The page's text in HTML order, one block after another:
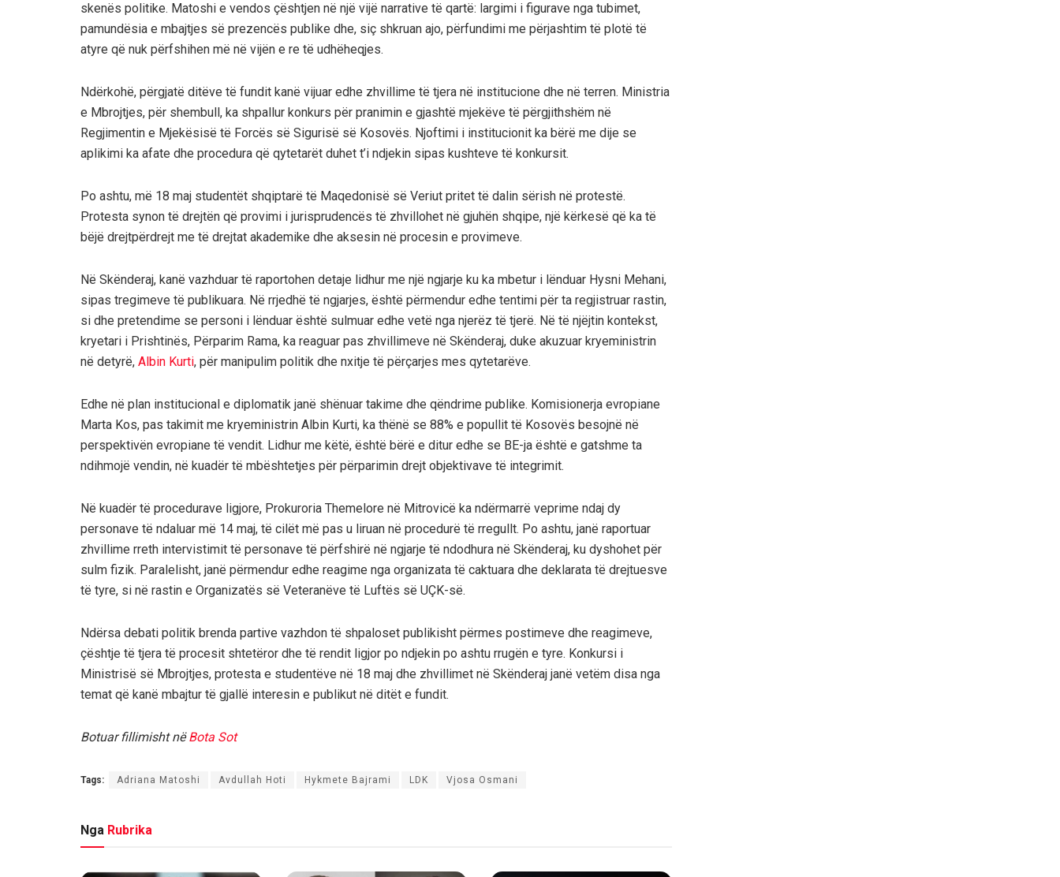
skenës politike. Matoshi e vendos çështjen në një vijë narrative të qartë: largimi i figurave nga tubimet,
pamundësia e mbajtjes së prezencës publike dhe, siç shkruan ajo, përfundimi me përjashtim të plotë të
atyre që nuk përfshihen më në vijën e re të udhëheqjes.
Ndërkohë, përgjatë ditëve të fundit kanë vijuar edhe zhvillime të tjera në institucione dhe në terren. Ministria
e Mbrojtjes, për shembull, ka shpallur konkurs për pranimin e gjashtë mjekëve të përgjithshëm në
Regjimentin e Mjekësisë të Forcës së Sigurisë së Kosovës. Njoftimi i institucionit ka bërë me dije se
aplikimi ka afate dhe procedura që qytetarët duhet t’i ndjekin sipas kushteve të konkursit.
Po ashtu, më 18 maj studentët shqiptarë të Maqedonisë së Veriut pritet të dalin sërish në protestë.
Protesta synon të drejtën që provimi i jurisprudencës të zhvillohet në gjuhën shqipe, një kërkesë që ka të
bëjë drejtpërdrejt me të drejtat akademike dhe aksesin në procesin e provimeve.
Në Skënderaj, kanë vazhduar të raportohen detaje lidhur me një ngjarje ku ka mbetur i lënduar Hysni Mehani,
sipas tregimeve të publikuara. Në rrjedhë të ngjarjes, është përmendur edhe tentimi për ta regjistruar rastin,
si dhe pretendime se personi i lënduar është sulmuar edhe vetë nga njerëz të tjerë. Në të njëjtin kontekst,
kryetari i Prishtinës, Përparim Rama, ka reaguar pas zhvillimeve në Skënderaj, duke akuzuar kryeministrin
në detyrë, Albin Kurti, për manipulim politik dhe nxitje të përçarjes mes qytetarëve.
Edhe në plan institucional e diplomatik janë shënuar takime dhe qëndrime publike. Komisionerja evropiane
Marta Kos, pas takimit me kryeministrin Albin Kurti, ka thënë se 88% e popullit të Kosovës besojnë në
perspektivën evropiane të vendit. Lidhur me këtë, është bërë e ditur edhe se BE-ja është e gatshme ta
ndihmojë vendin, në kuadër të mbështetjes për përparimin drejt objektivave të integrimit.
Në kuadër të procedurave ligjore, Prokuroria Themelore në Mitrovicë ka ndërmarrë veprime ndaj dy
personave të ndaluar më 14 maj, të cilët më pas u liruan në procedurë të rregullt. Po ashtu, janë raportuar
zhvillime rreth intervistimit të personave të përfshirë në ngjarje të ndodhura në Skënderaj, ku dyshohet për
sulm fizik. Paralelisht, janë përmendur edhe reagime nga organizata të caktuara dhe deklarata të drejtuesve
të tyre, si në rastin e Organizatës së Veteranëve të Luftës së UÇK-së.
Ndërsa debati politik brenda partive vazhdon të shpaloset publikisht përmes postimeve dhe reagimeve,
çështje të tjera të procesit shtetëror dhe të rendit ligjor po ndjekin po ashtu rrugën e tyre. Konkursi i
Ministrisë së Mbrojtjes, protesta e studentëve në 18 maj dhe zhvillimet në Skënderaj janë vetëm disa nga
temat që kanë mbajtur të gjallë interesin e publikut në ditët e fundit.
Botuar fillimisht nëBota Sot
Tags: Adriana Matoshi Avdullah Hoti Hykmete Bajrami LDK Vjosa Osmani
Nga Rubrika